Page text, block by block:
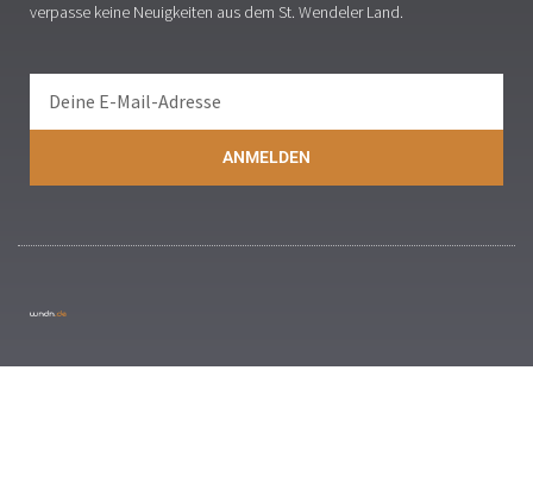
verpasse keine Neuigkeiten aus dem St. Wendeler Land.
ANMELDEN